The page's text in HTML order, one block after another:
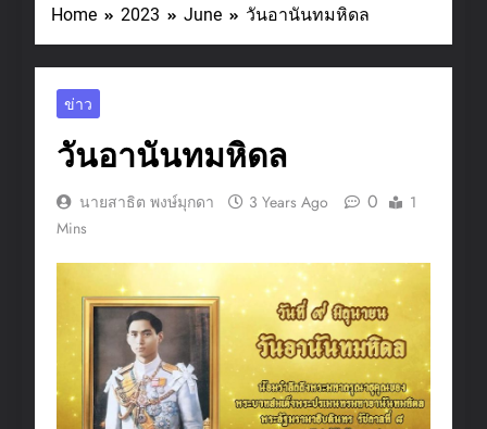
Home 2023 June วันอานันทมหิดล
ข่าว
วันอานันทมหิดล
นายสาธิต พงษ์มุกดา 3 Years Ago 0
1
Mins